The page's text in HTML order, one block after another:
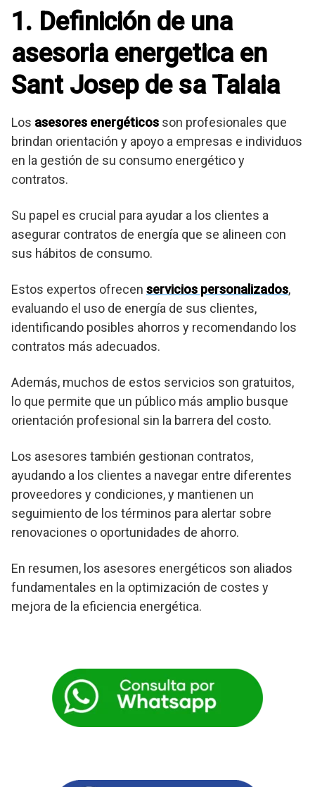
1. Definición de una
asesoria energetica en
Sant Josep de sa Talaia
Los asesores energéticos son profesionales que
brindan orientación y apoyo a empresas e individuos
en la gestión de su consumo energético y
contratos.
Su papel es crucial para ayudar a los clientes a
asegurar contratos de energía que se alineen con
sus hábitos de consumo.
Estos expertos ofrecen servicios personalizados,
evaluando el uso de energía de sus clientes,
identificando posibles ahorros y recomendando los
contratos más adecuados.
Además, muchos de estos servicios son gratuitos,
lo que permite que un público más amplio busque
orientación profesional sin la barrera del costo.
Los asesores también gestionan contratos,
ayudando a los clientes a navegar entre diferentes
proveedores y condiciones, y mantienen un
seguimiento de los términos para alertar sobre
renovaciones o oportunidades de ahorro.
En resumen, los asesores energéticos son aliados
fundamentales en la optimización de costes y
mejora de la eficiencia energética.